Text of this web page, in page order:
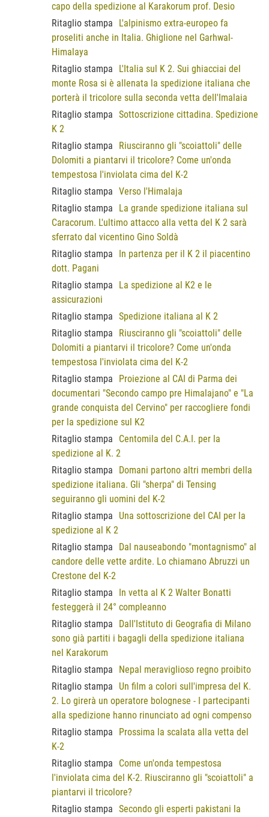
capo della spedizione al Karakorum prof. Desio
Ritaglio stampa
L'alpinismo extra-europeo fa
proseliti anche in Italia. Ghiglione nel Garhwal-
Himalaya
Ritaglio stampa
L'Italia sul K 2. Sui ghiacciai del
monte Rosa si è allenata la spedizione italiana che
porterà il tricolore sulla seconda vetta dell'Imalaia
Ritaglio stampa Sottoscrizione cittadina. Spedizione
K 2
Ritaglio stampa
Riusciranno gli "scoiattoli" delle
Dolomiti a piantarvi il tricolore? Come un'onda
tempestosa l'inviolata cima del K-2
Ritaglio stampa Verso l'Himalaja
Ritaglio stampa
La grande spedizione italiana sul
Caracorum. L'ultimo attacco alla vetta del K 2 sarà
sferrato dal vicentino Gino Soldà
Ritaglio stampa
In partenza per il K 2 il piacentino
dott. Pagani
Ritaglio stampa
La spedizione al K2 e le
assicurazioni
Ritaglio stampa Spedizione italiana al K 2
Ritaglio stampa
Riusciranno gli "scoiattoli" delle
Dolomiti a piantarvi il tricolore? Come un'onda
tempestosa l'inviolata cima del K-2
Ritaglio stampa
Proiezione al CAI di Parma dei
documentari "Secondo campo pre Himalajano" e "La
grande conquista del Cervino" per raccogliere fondi
per la spedizione sul K2
Ritaglio stampa
Centomila del C.A.I. per la
spedizione al K. 2
Ritaglio stampa
Domani partono altri membri della
spedizione italiana. Gli "sherpa" di Tensing
seguiranno gli uomini del K-2
Ritaglio stampa
Una sottoscrizione del CAI per la
spedizione al K 2
Ritaglio stampa
Dal nauseabondo "montagnismo" al
candore delle vette ardite. Lo chiamano Abruzzi un
Crestone del K-2
Ritaglio stampa
In vetta al K 2 Walter Bonatti
festeggerà il 24° compleanno
Ritaglio stampa
Dall'Istituto di Geografia di Milano
sono già partiti i bagagli della spedizione italiana
nel Karakorum
Ritaglio stampa
Nepal meraviglioso regno proibito
Ritaglio stampa
Un film a colori sull'impresa del K.
2. Lo girerà un operatore bolognese - I partecipanti
alla spedizione hanno rinunciato ad ogni compenso
Ritaglio stampa
Prossima la scalata alla vetta del
K-2
Ritaglio stampa
Come un'onda tempestosa
l'inviolata cima del K-2. Riusciranno gli "scoiattoli" a
piantarvi il tricolore?
Ritaglio stampa Secondo gli esperti pakistani la